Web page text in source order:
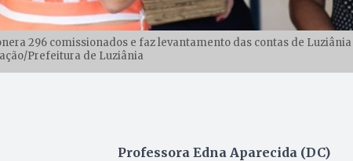
296 comissionados e faz levantamento das contas de Luziânia |
Prefeitura de Luziânia
Professora Edna Aparecida (DC)